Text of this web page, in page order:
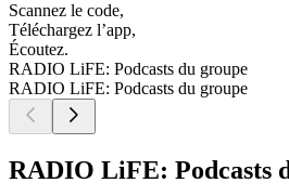
Scannez le code,
Téléchargez l’app,
Écoutez.
RADIO LiFE: Podcasts du groupe
RADIO LiFE: Podcasts du groupe
RADIO LiFE: Podcasts